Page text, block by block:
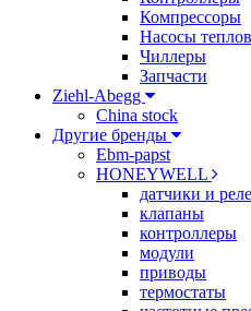
Компрессоры
Насосы
Чиллеры
Запчасти
Ziehl-Abegg
China stock
Другие бренды
Ebm-papst
HONEYWELL
датчики и реле
клапаны
контроллеры
модули
приводы
термостаты